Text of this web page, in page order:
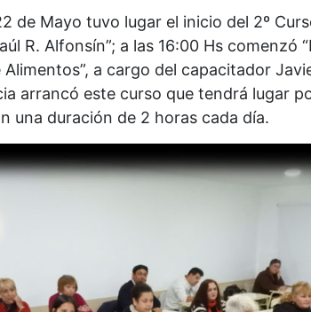
de Mayo tuvo lugar el inicio del 2º
R. Alfonsín”; a las 16:00 Hs comenzó
a cargo del capacitador
arrancó este curso que tendrá lugar
una duración de 2 horas cada día.